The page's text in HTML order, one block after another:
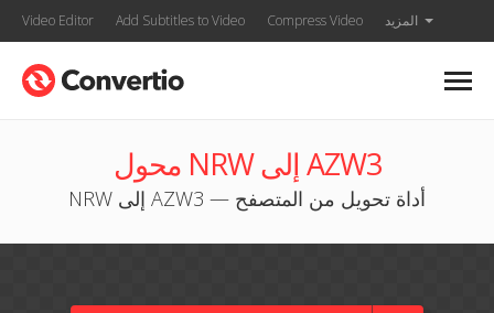
Video Editor Add Subtitles to Video Compress Video المزيد
محول NRW إلى AZW3
NRW إلى AZW3 — أداة تحويل من المتصفح